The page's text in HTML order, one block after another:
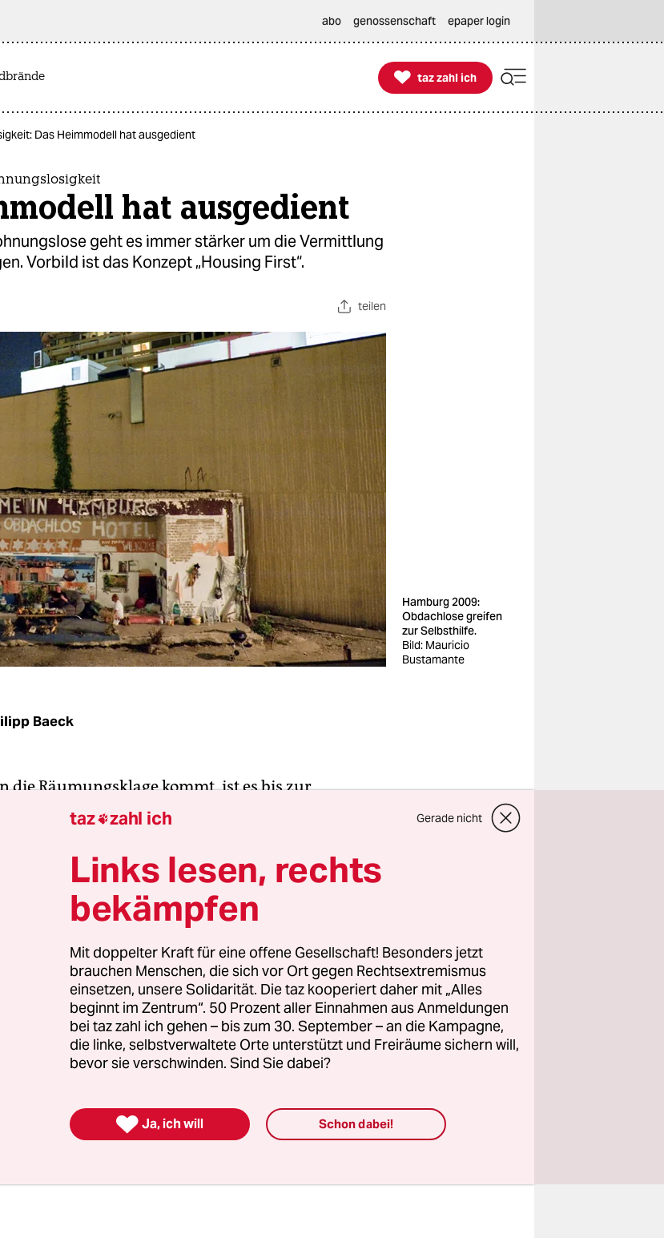
abo genossenschaft epaper login

taz zahl ich
taz zahl ich
Das Heimmodell hat ausgedient
hat ausgedient
geht es immer stärker um die Vermittlung
Vorbild ist das Konzept „Housing First“.
teilen
Hamburg 2009:
Obdachlose greifen
zur Selbsthilfe.
Bild: Mauricio
Bustamante
Baeck
die Räumungsklage kommt, ist es bis zur
mehr weit. In Bremen folgt dem Brief vom
Beratungsangebot der „Zentralen Fachstelle
etwa Mietschulden übernommen werden, um
zu vermeiden.
auch dafür zuständig, Wohnungslosen ein
– und dabei geht es verstärkt nicht um
um die eigenen vier Wände. Im Mai hat der
zur „Zukunft der Wohnungslosenpolitik“
die stationären Übergangswohnheime zum
werden sollen.
taz zahl ich Gerade nicht
Links lesen, rechts
bekämpfen
Mit doppelter Kraft für eine offene Gesellschaft! Besonders jetzt
brauchen Menschen, die sich vor Ort gegen Rechtsextremismus
einsetzen, unsere Solidarität. Die taz kooperiert daher mit „Alles
beginnt im Zentrum“. 50 Prozent aller Einnahmen aus Anmeldungen
bei taz zahl ich gehen – bis zum 30. September – an die Kampagne,
die linke, selbstverwaltete Orte unterstützt und Freiräume sichern will,
bevor sie verschwinden. Sind Sie dabei?
 Ja, ich will Schon dabei!